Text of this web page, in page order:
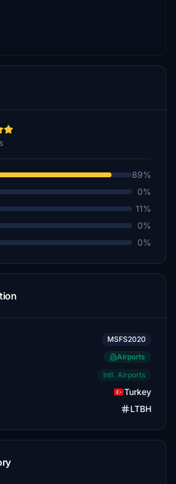
89%
0%
11%
0%
0%
MSFS2020
Airports
Intl. Airports
Turkey
LTBH